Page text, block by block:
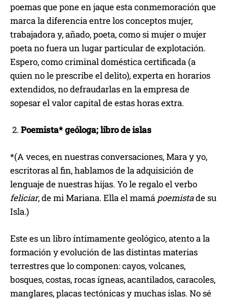
poemas que pone en jaque esta conmemoración que
marca la diferencia entre los conceptos mujer,
trabajadora y, añado, poeta, como si mujer o mujer
poeta no fuera un lugar particular de explotación.
Espero, como criminal doméstica certificada (a
quien no le prescribe el delito), experta en horarios
extendidos, no defraudarlas en la empresa de
sopesar el valor capital de estas horas extra.
Poemista* geóloga; libro de islas
*(A veces, en nuestras conversaciones, Mara y yo,
escritoras al fin, hablamos de la adquisición de
lenguaje de nuestras hijas. Yo le regalo el verbo
feliciar, de mi Mariana. Ella el mamá poemistade su
Isla.)
Este es un libro íntimamente geológico, atento a la
formación y evolución de las distintas materias
terrestres que lo componen: cayos, volcanes,
bosques, costas, rocas ígneas, acantilados, caracoles,
manglares, placas tectónicas y muchas islas. No sé